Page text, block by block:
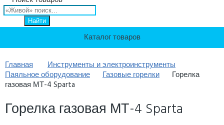
Найти
Каталог товаров
Главная
Инструменты и электроинструменты
Паяльное оборудование
Газовые горелки
Горелка
газовая МТ-4 Sparta
Горелка газовая МТ-4 Sparta